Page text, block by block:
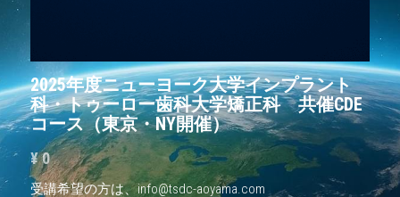
2025年度ニューヨーク大学インプラント
科・トゥーロー歯科大学矯正科 共催CDE
コース（東京・NY開催）
¥ 0
受講希望の方は、info@tsdc-aoyama.com